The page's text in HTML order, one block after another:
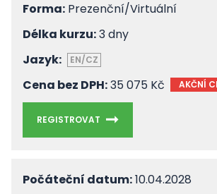
Forma: Prezenční/Virtuální
Délka kurzu:3 dny
Jazyk:
EN/CZ
Cena bez DPH:35 075 Kč AKČNÍ
REGISTROVAT
Počáteční datum:10.04.2028